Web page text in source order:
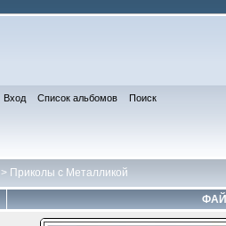
Вход Список альбомов Поиск
> Приколы с Металликой